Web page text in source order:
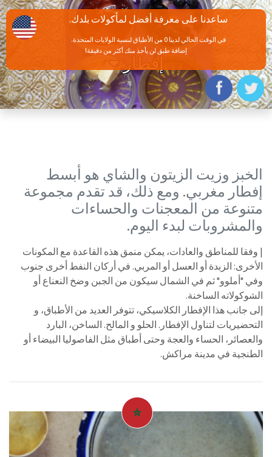
إفطار
الخبز وزيت الزيتون والشاي هو أبسط
إفطار مغربي. ومع ذلك، قد تقدم مجموعة
متنوعة من المعجنات والحساءات
والمشروبات لبدء اليوم.
| وفقا للمناطق والعادات، يمكن منمق هذه القاعدة مع المكونات
الأخرى: الزبدة أو العسل أو المربي. في أركان النفط أخرى جنوب
وفي "أملوو" ثم في الشمال سيكون من الجبن وضخ النعناع أو
الشوكولاته الساخنة.
إلى جانب هذا الإفطار الكلاسيكي، تتوفر العديد من الأطباق، و
التحضيريات لتناول الإفطار. الحلو و المالح. الساخن، البارد
والعصائر، الحساء والعجة وحتى أطباق مثل الفاصوليا البيضاء أو
الطنجية في مدينة مراكش.
ساعدنا على معرفة أفضل لمأكولات بلدك.
في الوقت الحالي لدينا 0 من الأطباق لنسبة الولايات المتحدة.
إضافة طبق لن يأخذ منك أكثر من دقيقة!